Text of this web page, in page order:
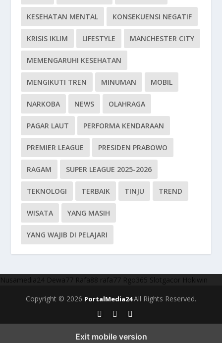
KESEHATAN MENTAL KONSEKUENSI NEGATIF
KRISIS IKLIM LIFESTYLE MANCHESTER CITY
MEMENGARUHI KESEHATAN
MENGIKUTI TREN MINUMAN MOBIL
NARKOBA NEWS OLAHRAGA
PAGAR LAUT PERFORMA KENDARAAN
PREMIER LEAGUE PRESIDEN PRABOWO
RAGAM SUPER LEAGUE 2025-2026
TEKNOLOGI TERBAIK TINJU TREND
WISATA YANG MASIH
YANG WAJIB DI PELAJARI
Nusamedia24 Dewa77 Rafa88 rafa77 Rgo365 Slotgacor Hokiwin
Copyright © 2026 PortalMedia24All Rights Reserved.
Exit mobile version